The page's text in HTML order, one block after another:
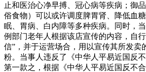
止和医治心净早搏、冠心病等疾病；御
俗食物）可以或许调度脾胃肾、降低血
眠、胃病、白内障等多种疾病。同时，
例部门老年人根据该店宣传的内容，自
信”，并于运营场合，用以宣传其所发卖
粉。当事人违反了《中华人平易近国反
第一款之，根据《中华人平易近国反不